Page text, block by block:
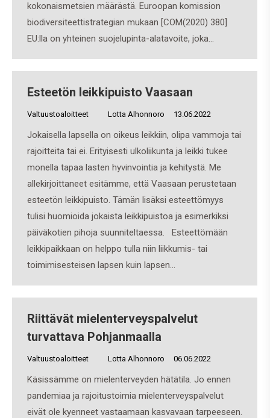
kokonaismetsien määrästä. Euroopan komission
biodiversiteettistrategian mukaan [COM(2020) 380]
EU:lla on yhteinen suojelupinta-alatavoite, joka…
Esteetön leikkipuisto Vaasaan
Valtuustoaloitteet Lotta Alhonnoro 13.06.2022
Jokaisella lapsella on oikeus leikkiin, olipa vammoja tai
rajoitteita tai ei. Erityisesti ulkoliikunta ja leikki tukee
monella tapaa lasten hyvinvointia ja kehitystä. Me
allekirjoittaneet esitämme, että Vaasaan perustetaan
esteetön leikkipuisto. Tämän lisäksi esteettömyys
tulisi huomioida jokaista leikkipuistoa ja esimerkiksi
päiväkotien pihoja suunniteltaessa. Esteettömään
leikkipaikkaan on helppo tulla niin liikkumis- tai
toimimisesteisen lapsen kuin lapsen…
Riittävät mielenterveyspalvelut
turvattava Pohjanmaalla
Valtuustoaloitteet Lotta Alhonnoro 06.06.2022
Käsissämme on mielenterveyden hätätila. Jo ennen
pandemiaa ja rajoitustoimia mielenterveyspalvelut
eivät ole kyenneet vastaamaan kasvavaan tarpeeseen.